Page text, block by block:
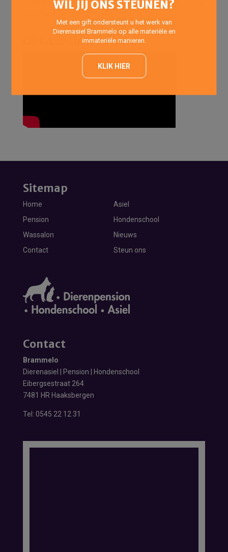
Vrijdags: 14:00 uur – 20:00 uur (Inloopmiddag- en avond
Ons Asiel in het nieuws
WIL JIJ ONS STEUNEN?
Met een gift ondersteunt u het werk van
Dierenasiel Brammelo op alle materiële en
immateriële manieren.
KLIK HIER
Sitemap
Home
Asiel
Pension
Hondenschool
Wassalon
Nieuws
Contact
Steun ons
Contact
Brammelo
Dierenasiel | Pension | Hondenschool
Eibergsestraat 264
7481 HR Haaksbergen
Tel: 0545 22 12 31